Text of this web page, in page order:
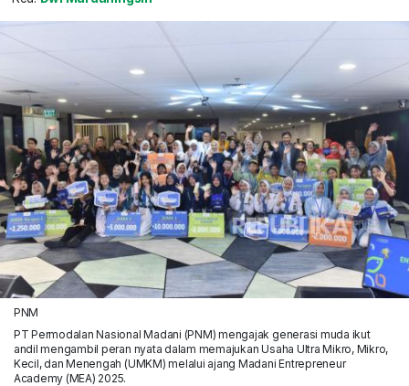
PNM
PT Permodalan Nasional Madani (PNM) mengajak generasi muda ikut
andil mengambil peran nyata dalam memajukan Usaha Ultra Mikro, Mikro,
Kecil, dan Menengah (UMKM) melalui ajang Madani Entrepreneur
Academy (MEA) 2025.